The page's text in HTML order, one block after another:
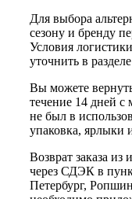
Для выбора
сезону и бренду
Условия
уточнить в разделе
Вы можете
течение 14 дней с
не был в
упаковка, ярлыки
Возврат заказа из
через СДЭК в
Петербург,